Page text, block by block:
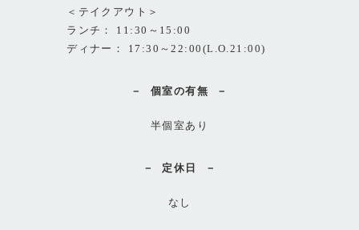
＜テイクアウト＞
ランチ： 11:30～15:00
ディナー： 17:30～22:00(L.O.21:00)
個室の有無
半個室あり
定休日
なし